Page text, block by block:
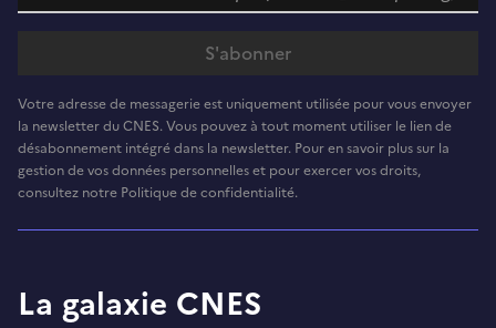
Votre adresse de messagerie est uniquement utilisée pour vous envoyer
la newsletter du CNES. Vous pouvez à tout moment utiliser le lien de
désabonnement intégré dans la newsletter. Pour en savoir plus sur la
gestion de vos données personnelles et pour exercer vos droits,
consultez notre Politique de confidentialité.
La galaxie CNES